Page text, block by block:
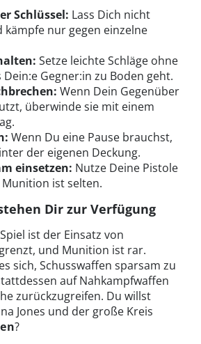
Schlüssel: Lass Dich nicht
kämpfe nur gegen einzelne
Setze leichte Schläge ohne
Gegner:in zu Boden geht.
Wenn Dein Gegenüber
überwinde sie mit einem
Wenn Du eine Pause brauchst,
der eigenen Deckung.
einsetzen: Nutze Deine Pistole
ist selten.
Dir zur Verfügung
ist der Einsatz von
und Munition ist rar.
sich, Schusswaffen sparsam zu
auf Nahkampfwaffen
zurückzugreifen. Du willst
Jones und der große Kreis
?